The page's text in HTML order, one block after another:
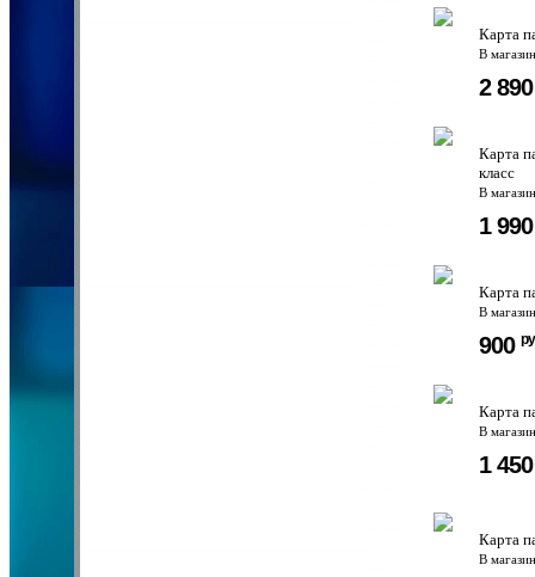
Карта
В
2
Карта
класс
В
1
Карта
В
900
Карта
В
1
Карта
В